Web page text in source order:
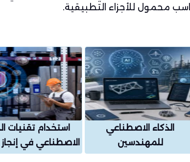
محمول للأجزاء التطبيقية.
الذكاء الاصطناعي
للمهندسين
استخدام تقنيات
الاصطناعي في إنجاز